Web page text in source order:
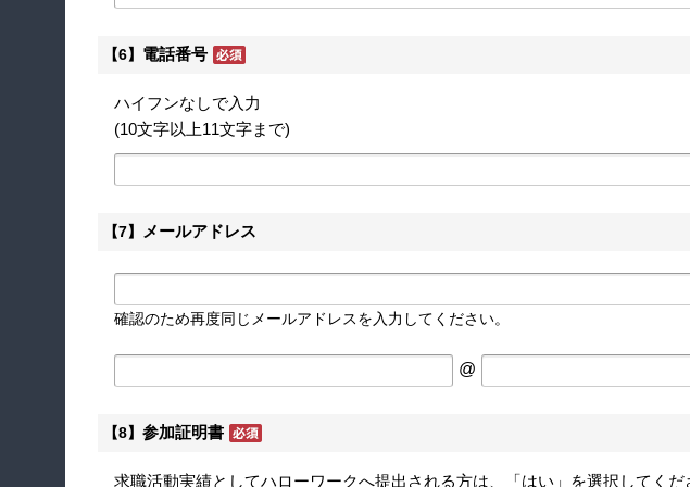
【6】 電話番号
ハイフンなしで入力
(10文字以上11文字まで)
【7】 メールアドレス
確認のため再度同じメールアドレスを入力してください。
@
【8】 参加証明書
求職活動実績としてハローワークへ提出される方は、「はい」を選択してくだ